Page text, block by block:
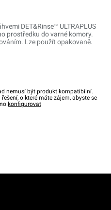
DET&Rinse™ ULTRAPLUS
prostředku do varné komory.
Lze použít opakovaně.
nemusí být produkt kompatibilní.
o které máte zájem, abyste se
konfigurovat